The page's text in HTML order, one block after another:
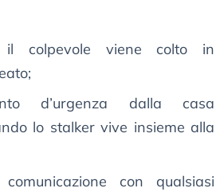
il colpevole viene colto in
d’urgenza dalla casa
lo stalker vive insieme alla
con qualsiasi